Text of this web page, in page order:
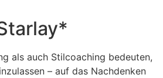
als auch Stilcoaching bedeuten,
– auf das Nachdenken